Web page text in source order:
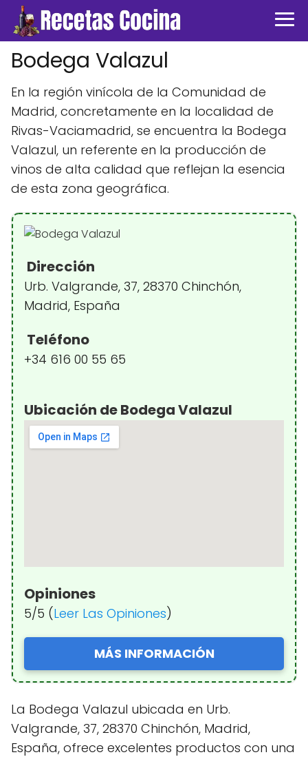
Bodega Valazul
En la región vinícola de la Comunidad de
Madrid, concretamente en la localidad de
Rivas-Vaciamadrid, se encuentra la Bodega
Valazul, un referente en la producción de
vinos de alta calidad que reflejan la esencia
de esta zona geográfica.
Dirección
Urb. Valgrande, 37, 28370 Chinchón,
Madrid, España
Teléfono
+34 616 00 55 65
Ubicación de Bodega Valazul
Opiniones
5/5 (Leer Las Opiniones)
MÁS INFORMACIÓN
La Bodega Valazul ubicada en Urb.
Valgrande, 37, 28370 Chinchón, Madrid,
España, ofrece excelentes productos con una